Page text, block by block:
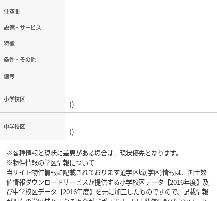
住空間
設備・サービス
特徴
条件・その他
備考 -
小学校区 ()
中学校区 ()
※各種情報と現状に差異がある場合は、現状優先となります。
※物件情報の学区情報について
当サイト物件情報に記載されております通学区域(学区)情報は、国土数
値情報ダウンロードサービスが提供する小学校区データ【2016年度】及
び中学校区データ【2016年度】を元に加工したものですので、記載情報